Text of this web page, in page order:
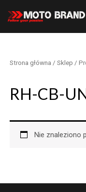
Strona główna / Sklep /
RH-CB-
Nie znaleziono